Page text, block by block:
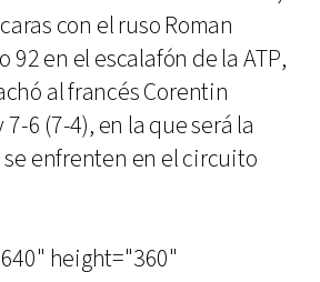
con el ruso Roman
en el escalafón de la ATP,
al francés Corentin
6 (7-4), en la que será la
enfrenten en el circuito
height="360"